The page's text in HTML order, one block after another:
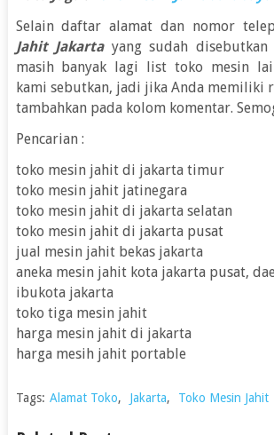
Selain daftar alamat dan nomor
Jahit Jakartayang sudah
masih banyak lagi list toko mesin
kami sebutkan, jadi jika Anda memiliki
tambahkan pada kolom komentar.
Pencarian :
toko mesin jahit di jakarta timur
toko mesin jahit jatinegara
toko mesin jahit di jakarta selatan
toko mesin jahit di jakarta pusat
jual mesin jahit bekas jakarta
aneka mesin jahit kota jakarta pusat,
ibukota jakarta
toko tiga mesin jahit
harga mesin jahit di jakarta
harga mesih jahit portable
Tags: Alamat Toko, Jakarta, Toko Mesin Jahit